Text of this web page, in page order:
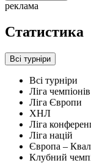
реклама
Статистика
Всі турніри
Всі турніри
Ліга чемпіонів
Ліга Європи
ХНЛ
Ліга
Ліга націй
Європа –
Клубний